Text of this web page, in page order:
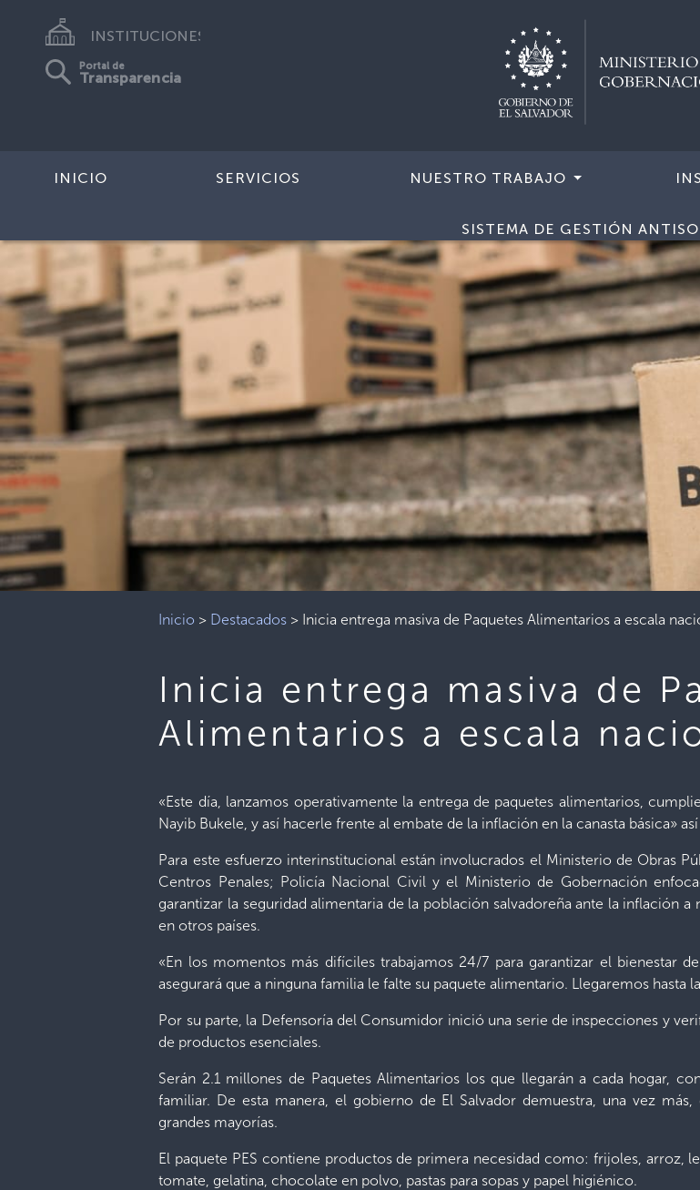
INSTITUCIONES
Portal de
Transparencia
INICIO SERVICIOS NUESTRO TRABAJO
SISTEMA DE GESTIÓN
Inicio > Destacados > Inicia entrega masiva de Paquetes Alimentarios a escala
Inicia entrega masiva de
Alimentarios a escala
«Este día, lanzamos operativamente la entrega de paquetes alimentarios,
Nayib Bukele, y así hacerle frente al embate de la inflación en la canasta básica»
Para este esfuerzo interinstitucional están involucrados el Ministerio de Obras
Centros Penales; Policía Nacional Civil y el Ministerio de Gobernación
garantizar la seguridad alimentaria de la población salvadoreña ante la inflación
en otros países.
«En los momentos más difíciles trabajamos 24/7 para garantizar el bienestar
asegurará que a ninguna familia le falte su paquete alimentario. Llegaremos
Por su parte, la Defensoría del Consumidor inició una serie de inspecciones y
de productos esenciales.
Serán 2.1 millones de Paquetes Alimentarios los que llegarán a cada hogar,
familiar. De esta manera, el gobierno de El Salvador demuestra, una vez
grandes mayorías.
El paquete PES contiene productos de primera necesidad como: frijoles, arroz,
tomate, gelatina, chocolate en polvo, pastas para sopas y papel higiénico.